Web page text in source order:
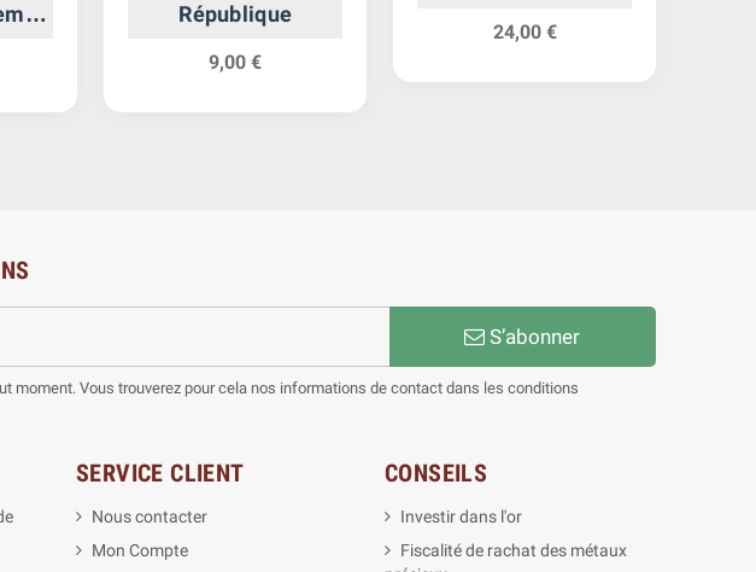
République
9,00 €
24,00 €
S’abonner
moment. Vous trouverez pour cela nos informations de contact dans les conditions
SERVICE CLIENT
Nous contacter
Mon Compte
CONSEILS
Investir dans l'or
Fiscalité de rachat des métaux